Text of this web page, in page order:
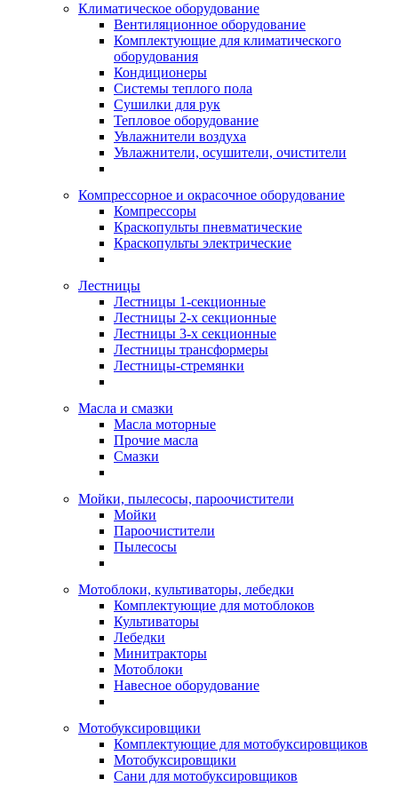
Климатическое оборудование
Вентиляционное оборудование
Комплектующие для климатического
оборудования
Кондиционеры
Системы теплого пола
Сушилки для рук
Тепловое оборудование
Увлажнители воздуха
Увлажнители, осушители, очистители
Компрессорное и окрасочное оборудование
Компрессоры
Краскопульты пневматические
Краскопульты электрические
Лестницы
Лестницы 1-секционные
Лестницы 2-х секционные
Лестницы 3-х секционные
Лестницы трансформеры
Лестницы-стремянки
Масла и смазки
Масла моторные
Прочие масла
Смазки
Мойки, пылесосы, пароочистители
Мойки
Пароочистители
Пылесосы
Мотоблоки, культиваторы, лебедки
Комплектующие для мотоблоков
Культиваторы
Лебедки
Минитракторы
Мотоблоки
Навесное оборудование
Мотобуксировщики
Комплектующие для мотобуксировщиков
Мотобуксировщики
Сани для мотобуксировщиков